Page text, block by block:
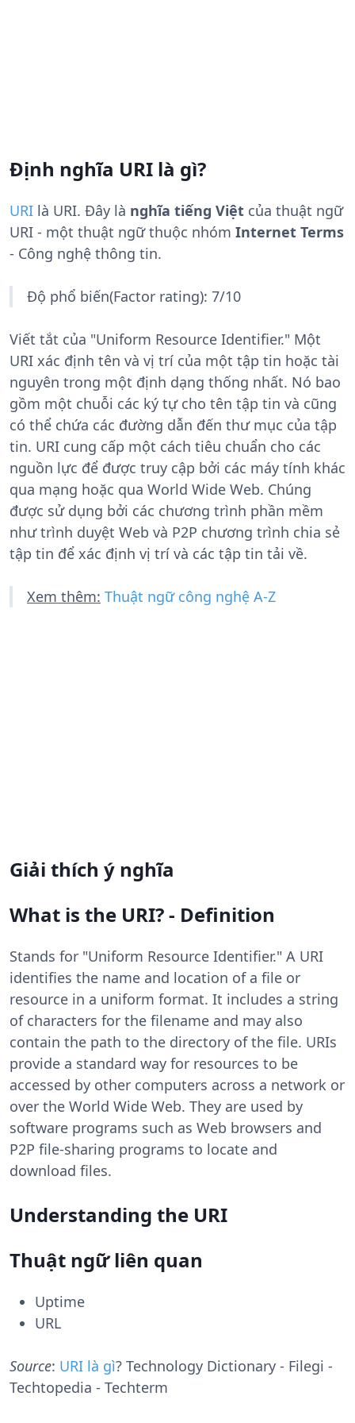
Định nghĩa URI là gì?
URI là URI. Đây là nghĩa tiếng Việt của thuật ngữ
URI - một thuật ngữ thuộc nhóm Internet Terms
- Công nghệ thông tin.
Độ phổ biến(Factor rating): 7/10
Viết tắt của "Uniform Resource Identifier." Một
URI xác định tên và vị trí của một tập tin hoặc tài
nguyên trong một định dạng thống nhất. Nó bao
gồm một chuỗi các ký tự cho tên tập tin và cũng
có thể chứa các đường dẫn đến thư mục của tập
tin. URI cung cấp một cách tiêu chuẩn cho các
nguồn lực để được truy cập bởi các máy tính khác
qua mạng hoặc qua World Wide Web. Chúng
được sử dụng bởi các chương trình phần mềm
như trình duyệt Web và P2P chương trình chia sẻ
tập tin để xác định vị trí và các tập tin tải về.
Xem thêm: Thuật ngữ công nghệ A-Z
Giải thích ý nghĩa
What is the URI? - Definition
Stands for "Uniform Resource Identifier." A URI
identifies the name and location of a file or
resource in a uniform format. It includes a string
of characters for the filename and may also
contain the path to the directory of the file. URIs
provide a standard way for resources to be
accessed by other computers across a network or
over the World Wide Web. They are used by
software programs such as Web browsers and
P2P file-sharing programs to locate and
download files.
Understanding the URI
Thuật ngữ liên quan
Uptime
URL
Source: URI là gì? Technology Dictionary - Filegi -
Techtopedia - Techterm